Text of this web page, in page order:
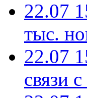
22.07
тыс.
22.07
связи